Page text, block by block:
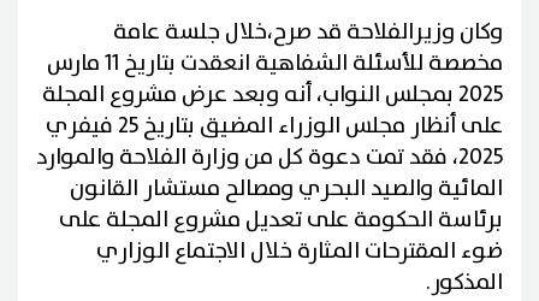
وكان وزيرالفلاحة قد صرح،خلال جلسة عامة
مخصصة للأسئلة الشفاهية انعقدت بتاريخ 11 مارس
2025 بمجلس النواب، أنه وبعد عرض مشروع المجلة
على أنظار مجلس الوزراء المضيق بتاريخ 25 فيفري
2025، فقد تمت دعوة كل من وزارة الفلاحة والموارد
المائية والصيد البحري ومصالح مستشار القانون
برئاسة الحكومة على تعديل مشروع المجلة على
ضوء المقترحات المثارة خلال الاجتماع الوزاري
المذكور.